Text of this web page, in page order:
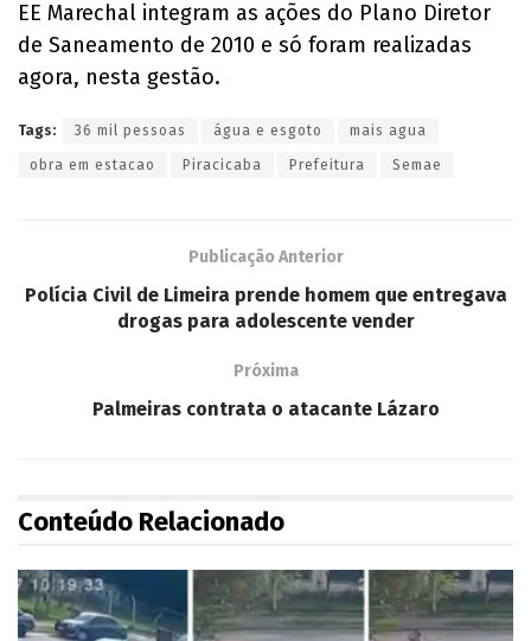
EE Marechal integram as ações do Plano Diretor
de Saneamento de 2010 e só foram realizadas
agora, nesta gestão.
Tags: 36 mil pessoas água e esgoto mais agua
obra em estacao Piracicaba Prefeitura Semae
Publicação Anterior
Polícia Civil de Limeira prende homem que entregava
drogas para adolescente vender
Próxima
Palmeiras contrata o atacante Lázaro
Conteúdo Relacionado